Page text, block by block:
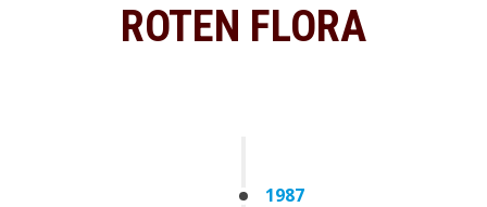
ROTEN FLORA
1987